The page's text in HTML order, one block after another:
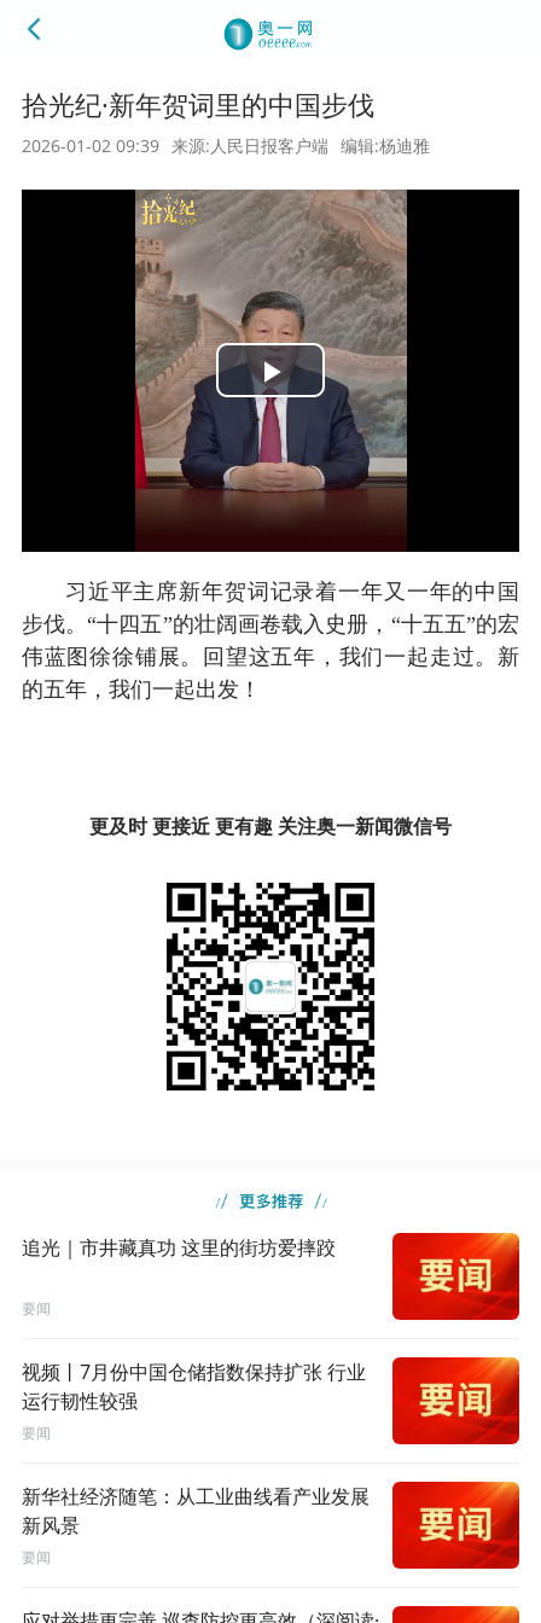
拾光纪·新年贺词里的中国步伐
2026-01-02 09:39 来源:人民日报客户端 编辑:杨迪雅
Play
Video
习近平主席新年贺词记录着一年又一年的中国
步伐。“十四五”的壮阔画卷载入史册，“十五五”的宏
伟蓝图徐徐铺展。回望这五年，我们一起走过。新
的五年，我们一起出发！
更及时 更接近 更有趣 关注奥一新闻微信号
追光｜市井藏真功 这里的街坊爱摔跤
要闻
视频丨7月份中国仓储指数保持扩张 行业
运行韧性较强
要闻
新华社经济随笔：从工业曲线看产业发展
新风景
要闻